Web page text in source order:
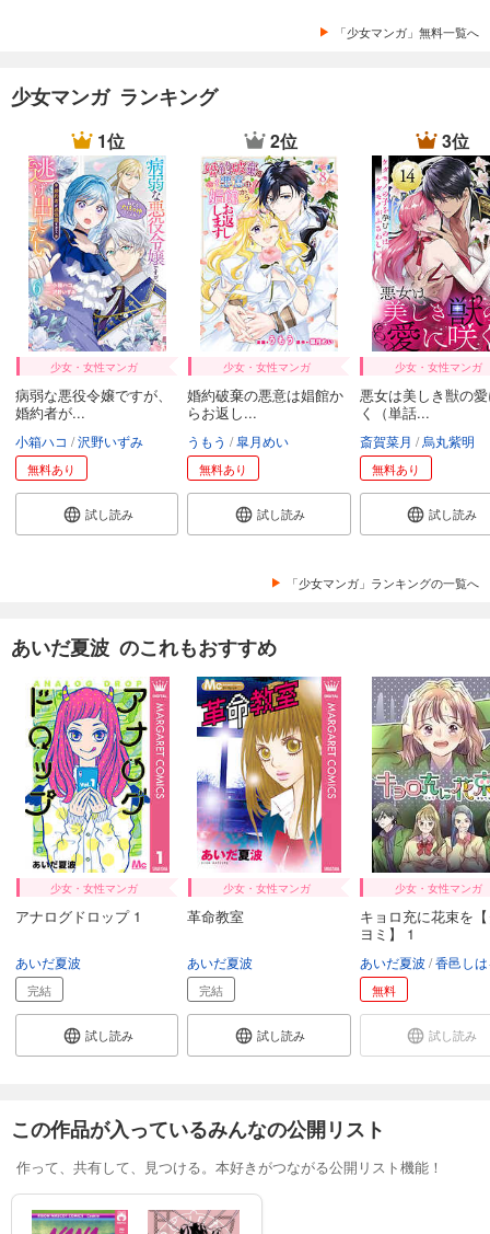
「少女マンガ」無料一覧へ
少女マンガ ランキング
1位
少女・女性マンガ
病弱な悪役令嬢ですが、
婚約者が...
小箱ハコ 沢野いずみ
無料あり
試し読み
2位
少女・女性マンガ
婚約破棄の悪意は娼館か
らお返し...
うもう 皐月めい
無料あり
試し読み
3位
少女・女性マンガ
悪女は美しき獣の
く（単話...
斎賀菜月 烏丸紫明
無料あり
試し読み
「少女マンガ」ランキングの一覧へ
あいだ夏波 のこれもおすすめ
少女・女性マンガ
アナログドロップ 1
あいだ夏波
完結
試し読み
少女・女性マンガ
革命教室
あいだ夏波
完結
試し読み
少女・女性マンガ
キョロ充に花束を
ヨミ】 1
あいだ夏波 香邑し
無料
試し読み
この作品が入っているみんなの公開リスト
作って、共有して、見つける。本好きがつながる公開リスト機能！